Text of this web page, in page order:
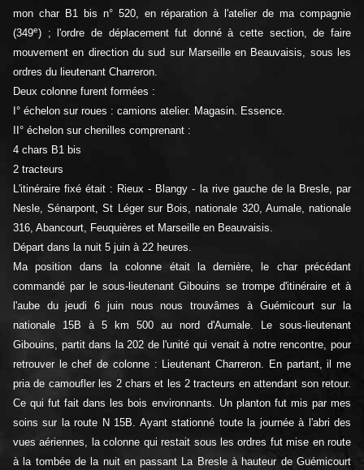
mon char B1 bis n° 520, en réparation à l'atelier de ma compagnie
(349e) ; l'ordre de déplacement fut donné à cette section, de faire
mouvement en direction du sud sur Marseille en Beauvaisis, sous les
ordres du lieutenant Charreron.
Deux colonne furent formées :
I° échelon sur roues : camions atelier. Magasin. Essence.
II° échelon sur chenilles comprenant :
4 chars B1 bis
2 tracteurs
L'itinéraire fixé était : Rieux - Blangy - la rive gauche de la Bresle, par
Nesle, Sénarpont, St Léger sur Bois, nationale 320, Aumale, nationale
316, Abancourt, Feuquières et Marseille en Beauvaisis.
Départ dans la nuit 5 juin à 22 heures.
Ma position dans la colonne était la dernière, le char précédant
commandé par le sous-lieutenant Gibouins se trompe d'itinéraire et à
l'aube du jeudi 6 juin nous nous trouvâmes à Guémicourt sur la
nationale 15B à 5 km 500 au nord d'Aumale. Le sous-lieutenant
Gibouins, partit dans la 202 de l'unité qui venait à notre rencontre, pour
retrouver le chef de colonne : Lieutenant Charreron. En partant, il me
pria de camoufler les 2 chars et les 2 tracteurs en attendant son retour.
Ce qui fut fait dans les bois environnants. Un planton fut mis par mes
soins sur la route N 15B. Ayant stationné toute la journée à l'abri des
vues aériennes, la colonne qui restait sous les ordres fut mise en route
à la tombée de la nuit en passant La Bresle à hauteur de Guémicourt